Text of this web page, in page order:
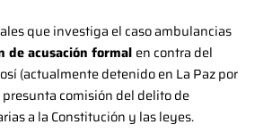
que investiga el caso ambulancias
de acusación formal en contra del
(actualmente detenido en La Paz por
presunta comisión del delito de
a la Constitución y las leyes.